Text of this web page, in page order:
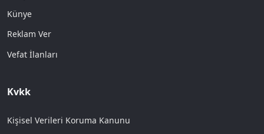
Künye
Reklam Ver
Vefat İlanları
Kvkk
Kişisel Verileri Koruma Kanunu